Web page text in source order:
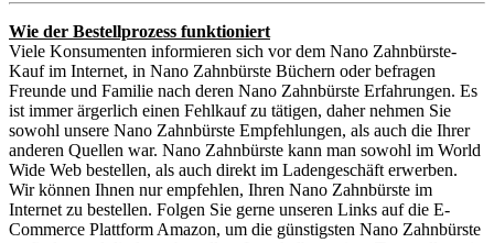
Wie der Bestellprozess funktioniert
Viele Konsumenten informieren sich vor dem Nano Zahnbürste-
Kauf im Internet, in Nano Zahnbürste Büchern oder befragen
Freunde und Familie nach deren Nano Zahnbürste Erfahrungen. Es
ist immer ärgerlich einen Fehlkauf zu tätigen, daher nehmen Sie
sowohl unsere Nano Zahnbürste Empfehlungen, als auch die Ihrer
anderen Quellen war. Nano Zahnbürste kann man sowohl im World
Wide Web bestellen, als auch direkt im Ladengeschäft erwerben.
Wir können Ihnen nur empfehlen, Ihren Nano Zahnbürste im
Internet zu bestellen. Folgen Sie gerne unseren Links auf die E-
Commerce Plattform Amazon, um die günstigsten Nano Zahnbürste